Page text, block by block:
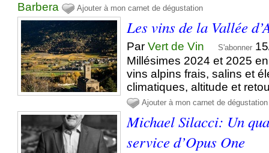
Barbera
Ajouter à mon carnet de dégustation
Les vins de la Vallée
ParVert de Vin S'abonner
Millésimes 2024 et 2025
vins alpins frais, salins et
climatiques, altitude et
Ajouter à mon carnet de dégustation
Michael Silacci: Un
service d’Opus One